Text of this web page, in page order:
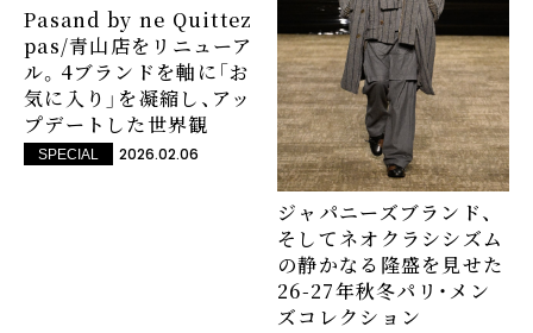
Pasand by ne Quittez
pas/青山店をリニューア
ル。4ブランドを軸に「お
気に入り」を凝縮し、アッ
プデートした世界観
SPECIAL 2026.02.06
ジャパニーズブランド、
そしてネオクラシシズム
の静かなる隆盛を見せた
26-27年秋冬パリ・メン
ズコレクション